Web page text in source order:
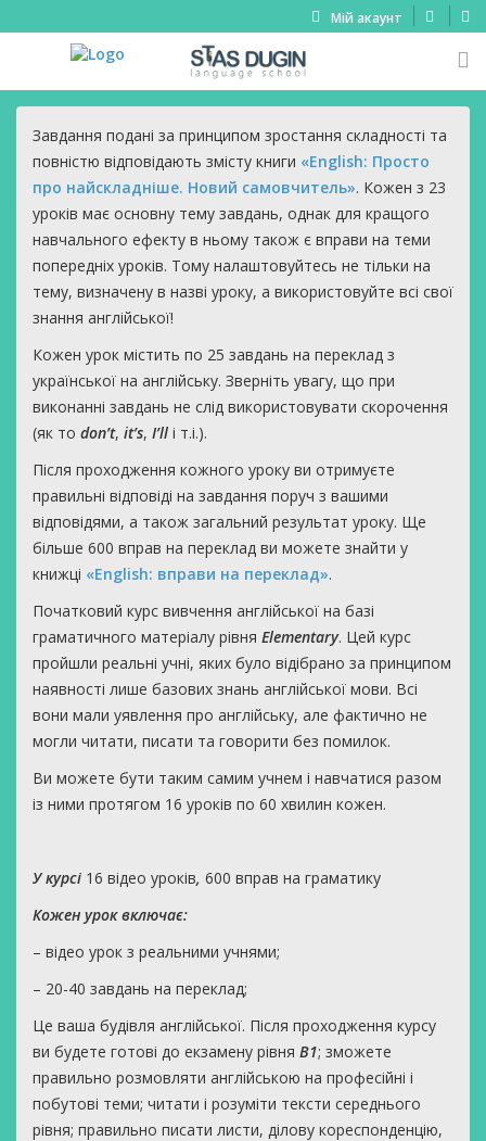
Мій акаунт
Завдання подані за принципом зростання складності та
повністю відповідають змісту книги «English: Просто
про найскладніше. Новий самовчитель». Кожен з 23
уроків має основну тему завдань, однак для кращого
навчального ефекту в ньому також є вправи на теми
попередніх уроків. Тому налаштовуйтесь не тільки на
тему, визначену в назві уроку, а використовуйте всі свої
знання англійської!
Кожен урок містить по 25 завдань на переклад з
української на англійську. Зверніть увагу, що при
виконанні завдань не слід використовувати скорочення
(як то don’t, it’s, I’ll і т.і.).
Після проходження кожного уроку ви отримуєте
правильні відповіді на завдання поруч з вашими
відповідями, а також загальний результат уроку. Ще
більше 600 вправ на переклад ви можете знайти у
книжці «English: вправи на переклад».
Початковий курс вивчення англійської на базі
граматичного матеріалу рівня Elementary. Цей курс
пройшли реальні учні, яких було відібрано за принципом
наявності лише базових знань англійської мови. Всі
вони мали уявлення про англійську, але фактично не
могли читати, писати та говорити без помилок.
Ви можете бути таким самим учнем і навчатися разом
із ними протягом 16 уроків по 60 хвилин кожен.
У курсі 16 відео уроків, 600 вправ на граматику
Кожен урок включає:
– відео урок з реальними учнями;
– 20-40 завдань на переклад;
Це ваша будівля англійської. Після проходження курсу
ви будете готові до екзамену рівня В1; зможете
правильно розмовляти англійською на професійні і
побутові теми; читати і розуміти тексти середнього
рівня; правильно писати листи, ділову кореспонденцію,